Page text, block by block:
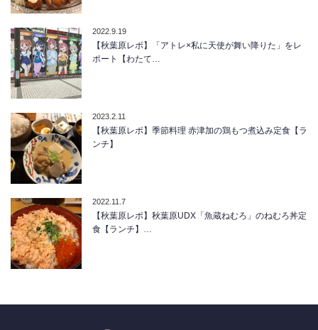
2022.9.19
【秋葉原レポ】「アトレ×私に天使が舞い降りた」をレ
ポート【わたて…
2023.2.11
【秋葉原レポ】季節料理 赤津加の鶏もつ煮込み定食【ラ
ンチ】
2022.11.7
【秋葉原レポ】秋葉原UDX「魚蔵ねむろ」のねむろ丼定
食【ランチ】…